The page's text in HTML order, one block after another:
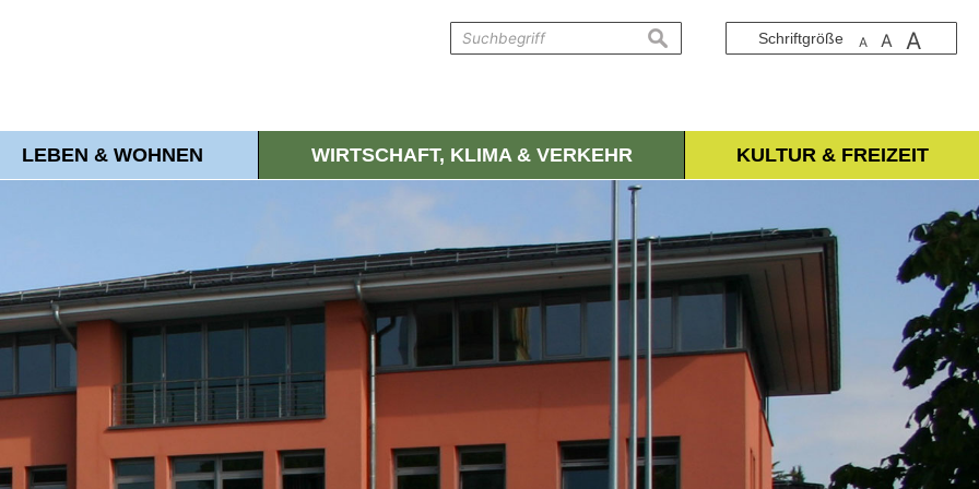
Schriftgröße A A A
suchen
LEBEN & WOHNEN WIRTSCHAFT, KLIMA & VERKEHR KULTUR & FREIZEIT